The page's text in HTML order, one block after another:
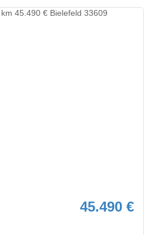
45.490 €